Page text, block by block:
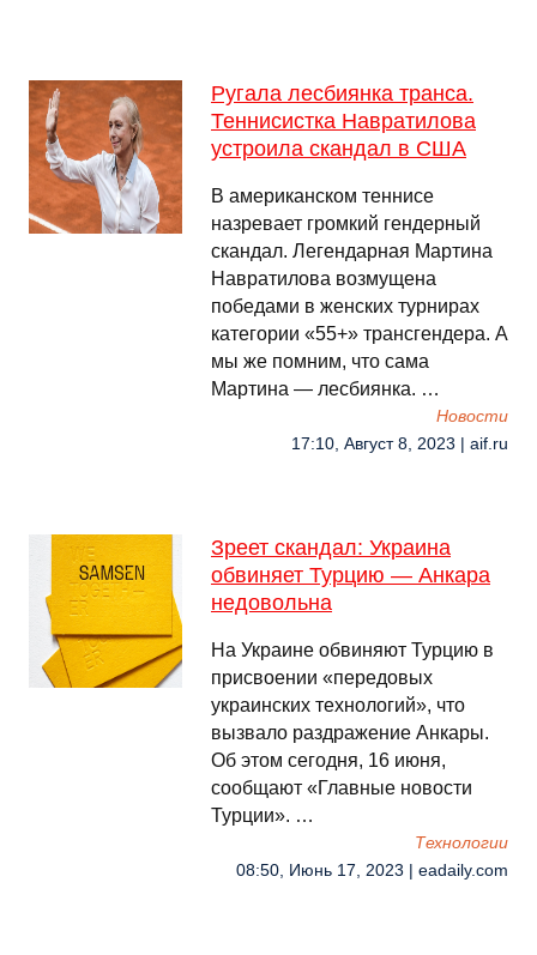
Ругала лесбиянка транса.
Теннисистка Навратилова
устроила скандал в США
В американском теннисе
назревает громкий гендерный
скандал. Легендарная Мартина
Навратилова возмущена
победами в женских турнирах
категории «55+» трансгендера. А
мы же помним, что сама
Мартина — лесбиянка. …
Новости
17:10, Август 8, 2023 | aif.ru
Зреет скандал: Украина
обвиняет Турцию — Анкара
недовольна
На Украине обвиняют Турцию в
присвоении «передовых
украинских технологий», что
вызвало раздражение Анкары.
Об этом сегодня, 16 июня,
сообщают «Главные новости
Турции». …
Технологии
08:50, Июнь 17, 2023 | eadaily.com